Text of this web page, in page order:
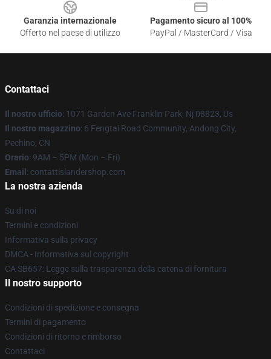
Garanzia internazionale
Offerto nel paese di utilizzo
Pagamento sicuro al 100%
PayPal / MasterCard / Visa
Contattaci
Il nostro ufficio: 1071 Garden Ave Franklin Park, Nj 08823, Us
Il nostro magazzino: 6 Fengtai Road Community, Andong City,
Pechino, CN
Orario: 9AM – 5PM (Mon – Fri)
Email : contattislandershop.com
La nostra azienda
Su di noi
Termini e condizioni
Informativa sulla privacy
DMCA - Informativa sul copyright
CA SB657: Legge sulla trasparenza della catena di fornitura
Il nostro supporto
Condizioni di spedizione e consegna
Termini di pagamento
Condizioni di ritorno e rimborso
Contattaci